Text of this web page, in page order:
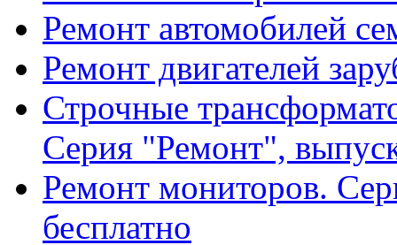
Ремонт автомобилей
Ремонт двигателей
Строчные
Серия "Ремонт",
Ремонт мониторов.
бесплатно